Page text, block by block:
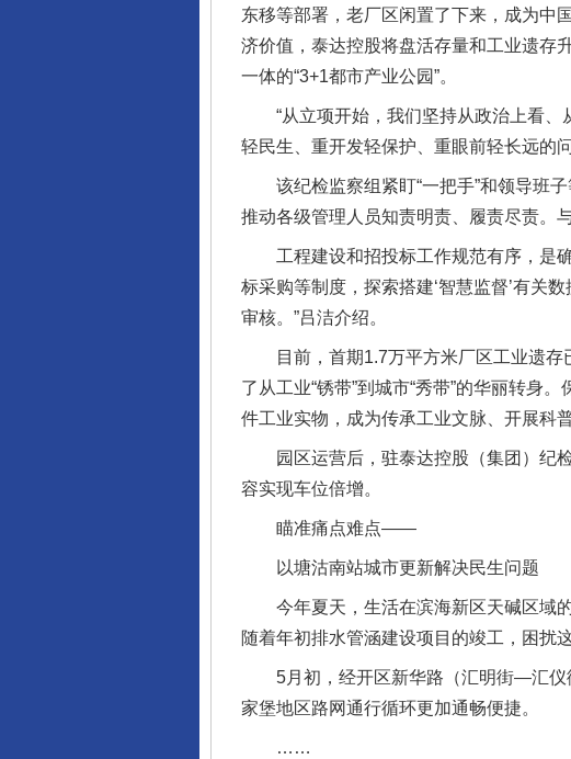
东移等部署，老厂区闲置了下来，成为中
济价值，泰达控股将盘活存量和工业遗存
一体的“3+1都市产业公园”。
“从立项开始，我们坚持从政治上看、
轻民生、重开发轻保护、重眼前轻长远的问
该纪检监察组紧盯“一把手”和领导班子
推动各级管理人员知责明责、履责尽责。
工程建设和招投标工作规范有序，是确
标采购等制度，探索搭建‘智慧监督’有关
审核。”吕洁介绍。
目前，首期1.7万平方米厂区工业遗存
了从工业“锈带”到城市“秀带”的华丽转身
件工业实物，成为传承工业文脉、开展科
园区运营后，驻泰达控股（集团）纪检
容实现车位倍增。
瞄准痛点难点——
以塘沽南站城市更新解决民生问题
今年夏天，生活在滨海新区天碱区域的
随着年初排水管涵建设项目的竣工，困扰
5月初，经开区新华路（汇明街—汇仪
家堡地区路网通行循环更加通畅便捷。
……